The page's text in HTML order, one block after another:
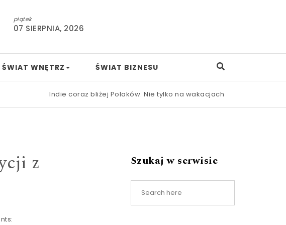
piątek
07 SIERPNIA, 2026
ŚWIAT WNĘTRZ ŚWIAT BIZNESU
Indie coraz bliżej Polaków. Nie tylko na wakacjach | Nowa ustawa
z
Szukaj w serwisie